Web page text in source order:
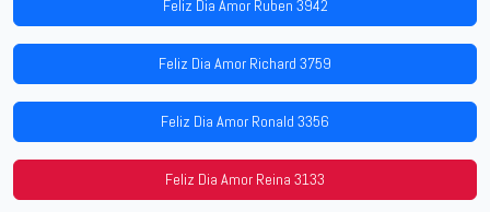
Feliz Dia Amor Ruben 3942
Feliz Dia Amor Richard 3759
Feliz Dia Amor Ronald 3356
Feliz Dia Amor Reina 3133